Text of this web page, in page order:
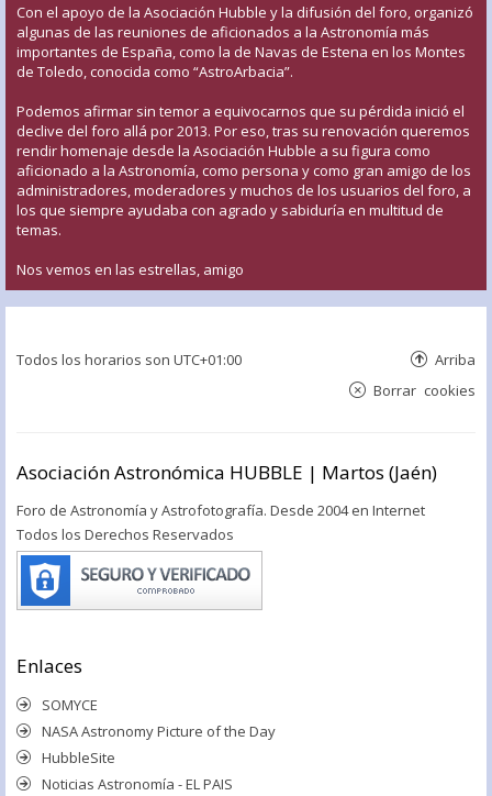
Con el apoyo de la Asociación Hubble y la difusión del foro, organizó
algunas de las reuniones de aficionados a la Astronomía más
importantes de España, como la de Navas de Estena en los Montes
de Toledo, conocida como “AstroArbacia”.
Podemos afirmar sin temor a equivocarnos que su pérdida inició el
declive del foro allá por 2013. Por eso, tras su renovación queremos
rendir homenaje desde la Asociación Hubble a su figura como
aficionado a la Astronomía, como persona y como gran amigo de los
administradores, moderadores y muchos de los usuarios del foro, a
los que siempre ayudaba con agrado y sabiduría en multitud de
temas.
Nos vemos en las estrellas, amigo
Todos los horarios son UTC+01:00 Arriba
Borrar cookies
Asociación Astronómica HUBBLE | Martos (Jaén)
Foro de Astronomía y Astrofotografía. Desde 2004 en Internet
Todos los Derechos Reservados
Enlaces
SOMYCE
NASA Astronomy Picture of the Day
HubbleSite
Noticias Astronomía - EL PAIS